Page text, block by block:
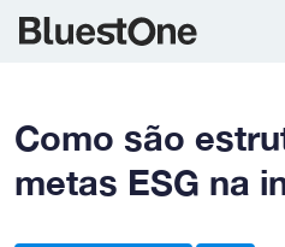
Skip to navigation
Skip to content
Como são
metas ESG na